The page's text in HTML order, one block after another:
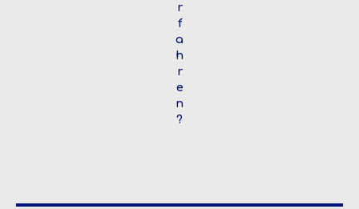
r
f
a
h
r
e
n
?